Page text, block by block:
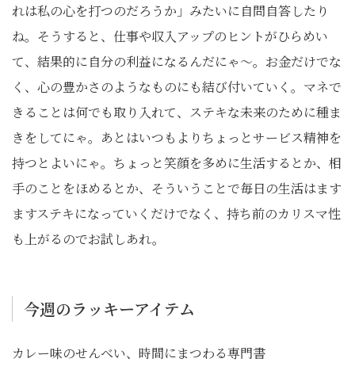
れは私の心を打つのだろうか」みたいに自問自答したり
ね。そうすると、仕事や収入アップのヒントがひらめい
て、結果的に自分の利益になるんだにゃ～。お金だけでな
く、心の豊かさのようなものにも結び付いていく。マネで
きることは何でも取り入れて、ステキな未来のために種ま
きをしてにゃ。あとはいつもよりちょっとサービス精神を
持つとよいにゃ。ちょっと笑顔を多めに生活するとか、相
手のことをほめるとか、そういうことで毎日の生活はます
ますステキになっていくだけでなく、持ち前のカリスマ性
も上がるのでお試しあれ。
今週のラッキーアイテム
カレー味のせんべい、時間にまつわる専門書